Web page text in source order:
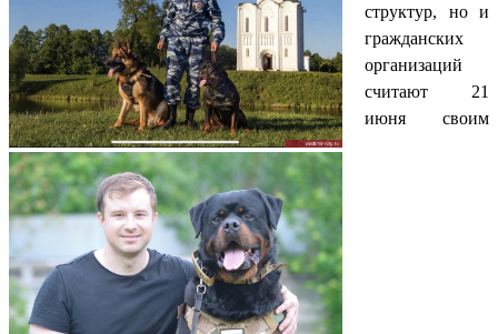
структур, но и
гражданских
организаций
считают 21
июня своим